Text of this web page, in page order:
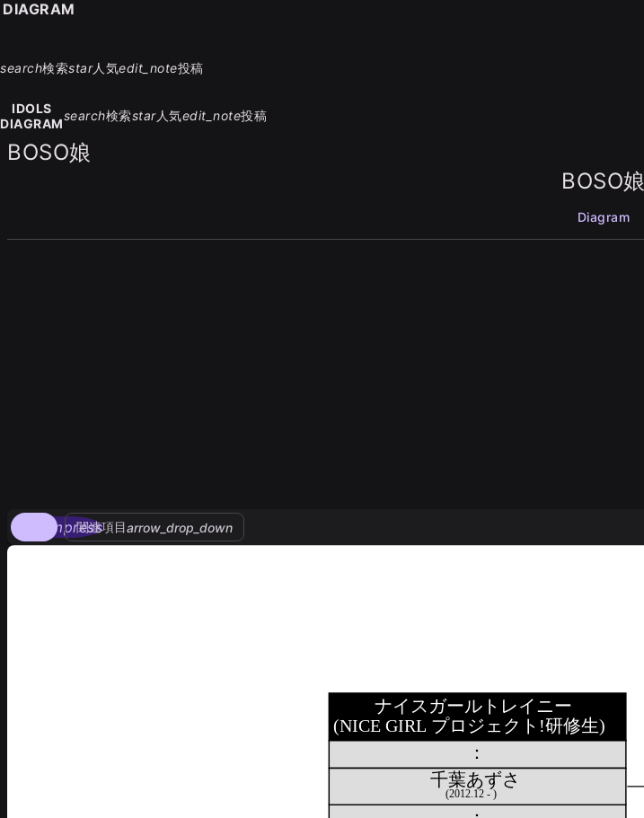
search検索star人気edit_note投稿
IDOLS
DIAGRAM
search検索star人気edit_note投稿
BOSO娘
BOSO娘
Diagram
compress
関連項目arrow_drop_down